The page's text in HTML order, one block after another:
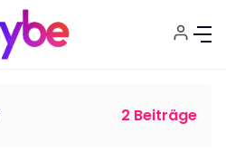
2 Beiträge